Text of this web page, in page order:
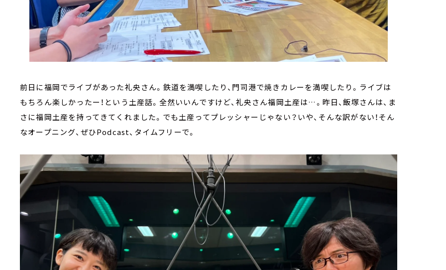
前日に福岡でライブがあった礼央さん。鉄道を満喫したり、門司港で焼きカレーを満喫したり。ライブは
もちろん楽しかったー！という土産話。全然いいんですけど、礼央さん福岡土産は…。昨日、飯塚さんは、ま
さに福岡土産を持ってきてくれました。でも土産ってプレッシャーじゃない？いや、そんな訳がない！そん
なオープニング、ぜひPodcast、タイムフリーで。